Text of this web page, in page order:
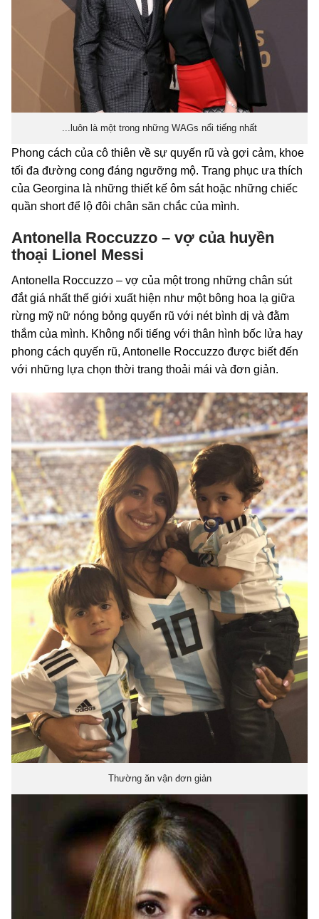
...luôn là một trong những WAGs nổi tiếng nhất
Phong cách của cô thiên về sự quyến rũ và gợi cảm, khoe
tối đa đường cong đáng ngưỡng mộ. Trang phục ưa thích
của Georgina là những thiết kế ôm sát hoặc những chiếc
quần short để lộ đôi chân săn chắc của mình.
Antonella Roccuzzo – vợ của huyền
thoại Lionel Messi
Antonella Roccuzzo – vợ của một trong những chân sút
đắt giá nhất thế giới xuất hiện như một bông hoa lạ giữa
rừng mỹ nữ nóng bỏng quyến rũ với nét bình dị và đằm
thắm của mình. Không nổi tiếng với thân hình bốc lửa hay
phong cách quyến rũ, Antonelle Roccuzzo được biết đến
với những lựa chọn thời trang thoải mái và đơn giản.
Thường ăn vận đơn giản